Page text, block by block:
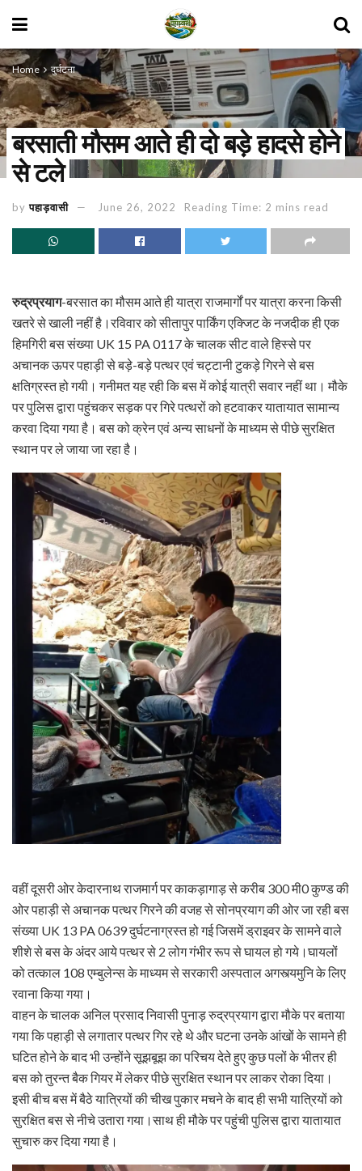
Home दुर्घटना
बरसाती मौसम आते ही दो बड़े हादसे होने
से टले
by पहाड़वासी June 26, 2022 Reading Time: 2 mins read
रुद्रप्रयाग-बरसात का मौसम आते ही यात्रा राजमार्गों पर यात्रा करना किसी
खतरे से खाली नहीं है।रविवार को सीतापुर पार्किंग एक्जिट के नजदीक ही एक
हिमगिरी बस संख्या UK 15 PA 0117 के चालक सीट वाले हिस्से पर
अचानक ऊपर पहाड़ी से बड़े-बड़े पत्थर एवं चट्टानी टुकड़े गिरने से बस
क्षतिग्रस्त हो गयी। गनीमत यह रही कि बस में कोई यात्री सवार नहीं था। मौके
पर पुलिस द्वारा पहुंचकर सड़क पर गिरे पत्थरों को हटवाकर यातायात सामान्य
करवा दिया गया है। बस को क्रेन एवं अन्य साधनों के माध्यम से पीछे सुरक्षित
स्थान पर ले जाया जा रहा है।
वहीं दूसरी ओर केदारनाथ राजमार्ग पर काकड़ागाड़ से करीब 300 मी0 कुण्ड की
ओर पहाड़ी से अचानक पत्थर गिरने की वजह से सोनप्रयाग की ओर जा रही बस
संख्या UK 13 PA 0639 दुर्घटनाग्रस्त हो गई जिसमें ड्राइवर के सामने वाले
शीशे से बस के अंदर आये पत्थर से 2 लोग गंभीर रूप से घायल हो गये।घायलों
को तत्काल 108 एम्बुलेन्स के माध्यम से सरकारी अस्पताल अगस्त्यमुनि के लिए
रवाना किया गया।
वाहन के चालक अनिल प्रसाद निवासी पुनाड़ रुद्रप्रयाग द्वारा मौके पर बताया
गया कि पहाड़ी से लगातार पत्थर गिर रहे थे और घटना उनके आंखों के सामने ही
घटित होने के बाद भी उन्होंने सूझबूझ का परिचय देते हुए कुछ पलों के भीतर ही
बस को तुरन्त बैक गियर में लेकर पीछे सुरक्षित स्थान पर लाकर रोका दिया।
इसी बीच बस में बैठे यात्रियों की चीख पुकार मचने के बाद ही सभी यात्रियों को
सुरक्षित बस से नीचे उतारा गया।साथ ही मौके पर पहुंची पुलिस द्वारा यातायात
सुचारु कर दिया गया है।